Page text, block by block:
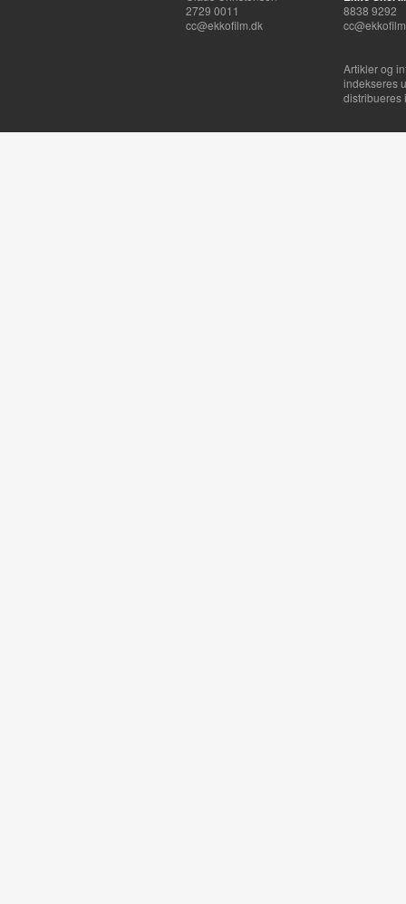
2729 0011
cc@ekkofilm.dk
8838 9292
Artikler og
indekseres
distribueres